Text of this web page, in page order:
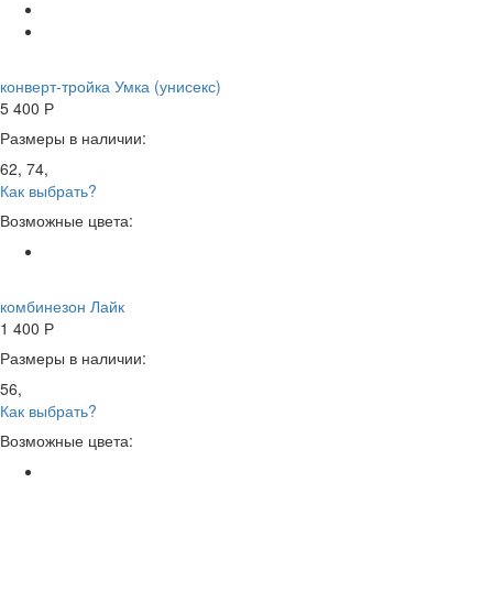
конверт-тройка Умка (унисекс)
5 400 Р
Размеры в наличии:
62, 74,
Как выбрать?
Возможные цвета:
комбинезон Лайк
1 400 Р
Размеры в наличии:
56,
Как выбрать?
Возможные цвета: